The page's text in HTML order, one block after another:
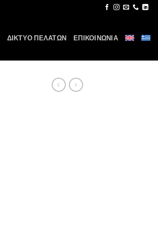
ΔΙΚΤΥΟ ΠΕΛΑΤΩΝ ΕΠΙΚΟΙΝΩΝΙΑ